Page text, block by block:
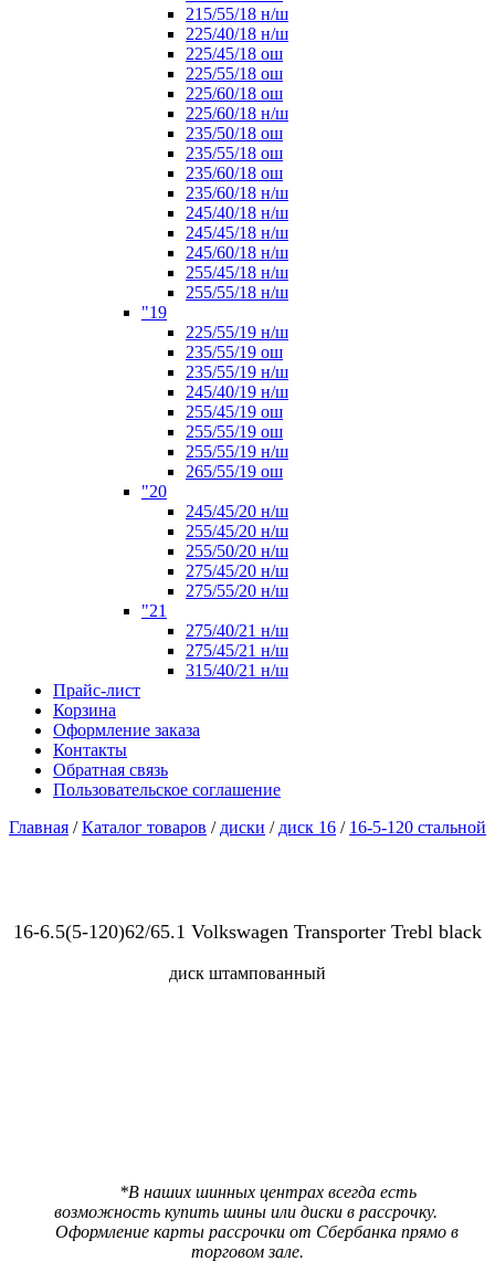
215/55/18 н/ш
225/40/18 н/ш
225/45/18 ош
225/55/18 ош
225/60/18 ош
225/60/18 н/ш
235/50/18 ош
235/55/18 ош
235/60/18 ош
235/60/18 н/ш
245/40/18 н/ш
245/45/18 н/ш
245/60/18 н/ш
255/45/18 н/ш
255/55/18 н/ш
"19
225/55/19 н/ш
235/55/19 ош
235/55/19 н/ш
245/40/19 н/ш
255/45/19 ош
255/55/19 ош
255/55/19 н/ш
265/55/19 ош
"20
245/45/20 н/ш
255/45/20 н/ш
255/50/20 н/ш
275/45/20 н/ш
275/55/20 н/ш
"21
275/40/21 н/ш
275/45/21 н/ш
315/40/21 н/ш
Прайс-лист
Корзина
Оформление заказа
Контакты
Обратная связь
Пользовательское соглашение
Главная /Каталог товаров / диски / диск 16 / 16-5-120 стальной
16-6.5(5-120)62/65.1 Volkswagen Transporter Trebl black
диск штампованный
*В наших шинных центрах всегда есть
возможность купить шины или диски в рассрочку.
Оформление карты рассрочки от Сбербанка прямо в
торговом зале.